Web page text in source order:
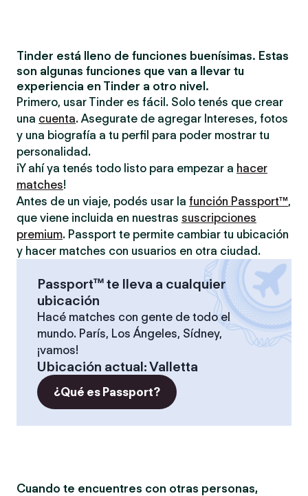
Tinder está lleno de funciones buenísimas. Estas
son algunas funciones que van a llevar tu
experiencia en Tinder a otro nivel.
Primero, usar Tinder es fácil. Solo tenés que crear
una cuenta. Asegurate de agregar Intereses, fotos
y una biografía a tu perfil para poder mostrar tu
personalidad.
¡Y ahí ya tenés todo listo para empezar a hacer
matches!
Antes de un viaje, podés usar la función Passport™,
que viene incluida en nuestras suscripciones
premium. Passport te permite cambiar tu ubicación
y hacer matches con usuarios en otra ciudad.
Passport™ te lleva a cualquier
ubicación
Hacé matches con gente de todo el
mundo. París, Los Ángeles, Sídney,
¡vamos!
Ubicación actual:Valletta
¿Qué es Passport?
Cuando te encuentres con otras personas,